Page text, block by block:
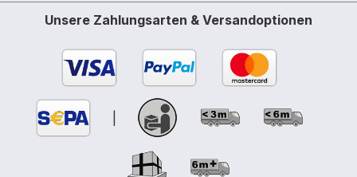
Unsere Zahlungsarten & Versandoptionen